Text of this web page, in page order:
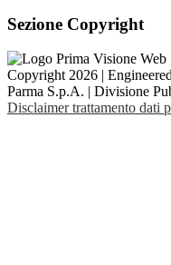
Sezione Copyright
Copyright 2026 |
Parma S.p.A. | Divisione
Disclaimer trattamento dati